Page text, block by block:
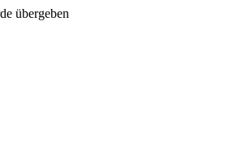
übergeben